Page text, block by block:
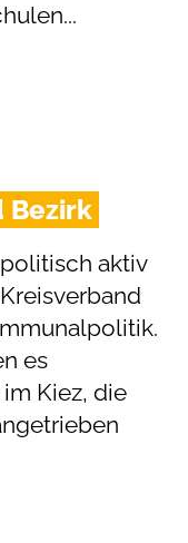
Bezirk
aktiv
es
Kiez, die